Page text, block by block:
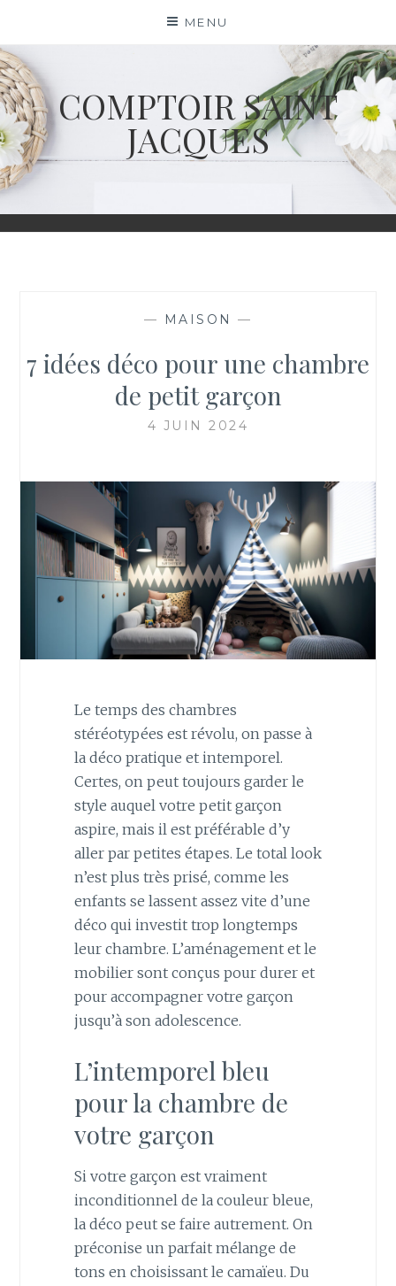
content
MENU
COMPTOIR SAINT
JACQUES
— MAISON —
7 idées déco pour une chambre
de petit garçon
4 JUIN 2024
Le temps des chambres
stéréotypées est révolu, on passe à
la déco pratique et intemporel.
Certes, on peut toujours garder le
style auquel votre petit garçon
aspire, mais il est préférable d’y
aller par petites étapes. Le total look
n’est plus très prisé, comme les
enfants se lassent assez vite d’une
déco qui investit trop longtemps
leur chambre. L’aménagement et le
mobilier sont conçus pour durer et
pour accompagner votre garçon
jusqu’à son adolescence.
L’intemporel bleu
pour la chambre de
votre garçon
Si votre garçon est vraiment
inconditionnel de la couleur bleue,
la déco peut se faire autrement. On
préconise un parfait mélange de
tons en choisissant le camaïeu. Du